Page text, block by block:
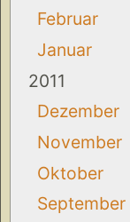
Februar
Januar
2011
Dezember
November
Oktober
September